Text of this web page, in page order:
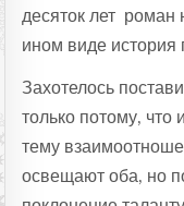
десяток лет роман
ином виде история
Захотелось
только потому,
тему
освещают оба, но